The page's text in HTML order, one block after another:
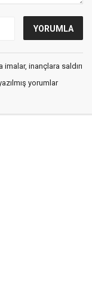
inançlara saldırı
yorumlar